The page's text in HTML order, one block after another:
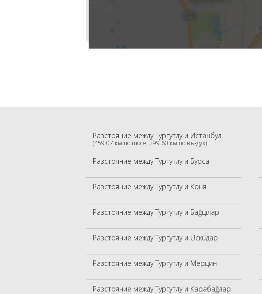
Разстояние между Тургутлу и Истанбул
(459.07 км по шосе, 299.60 км по въздух)
Разстояние между Тургутлу и Бурса
Разстояние между Тургутлу и Коня
Разстояние между Тургутлу и Баğцıлар
Разстояние между Тургутлу и Üскüдар
Разстояние между Тургутлу и Мерцин
Разстояние между Тургутлу и Карабаğлар